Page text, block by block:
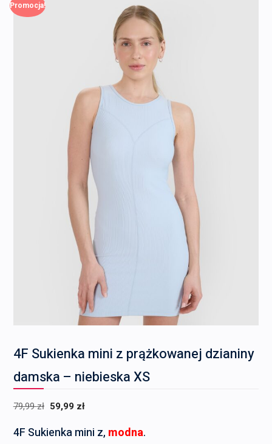
Promocja!
4F Sukienka mini z prążkowanej dzianiny
damska – niebieska XS
79,99zł Pierwotna
wynosiła:
59,99 zł
wynosi:
4F Sukienka mini z, modna.